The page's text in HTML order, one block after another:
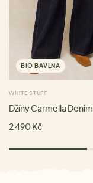
BIO BAVLNA
WHITE STUFF
Džíny Carmella Denim
2 490 Kč